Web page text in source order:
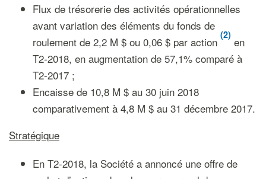
Flux de trésorerie des activités opérationnelles
avant variation des éléments du fonds de
roulement de 2,2 M $ ou 0,06 $ par action (2) en
T2-2018, en augmentation de 57,1% comparé à
T2-2017 ;
Encaisse de 10,8 M $ au 30 juin 2018
comparativement à 4,8 M $ au 31 décembre 2017.
Stratégique
En T2-2018, la Société a annoncé une offre de